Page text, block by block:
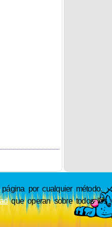
por cualquier método.
que operan sobre todos los